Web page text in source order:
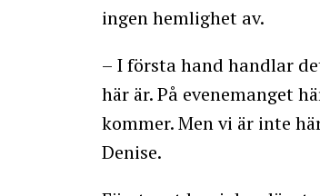
ingen hemlighet av.
– I första hand handlar
här är. På evenemanget
kommer. Men vi är inte
Denise.